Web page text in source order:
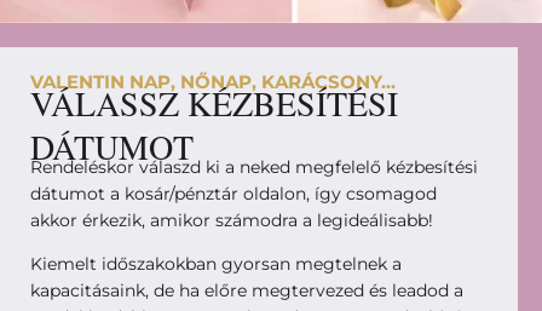
VALENTIN NAP, NŐNAP, KARÁCSONY...
VÁLASSZ KÉZBESÍTÉSI
DÁTUMOT
Rendeléskor válaszd ki a neked megfelelő kézbesítési
dátumot a kosár/pénztár oldalon, így csomagod
akkor érkezik, amikor számodra a legideálisabb!
Kiemelt időszakokban gyorsan megtelnek a
kapacitásaink, de ha előre megtervezed és leadod a